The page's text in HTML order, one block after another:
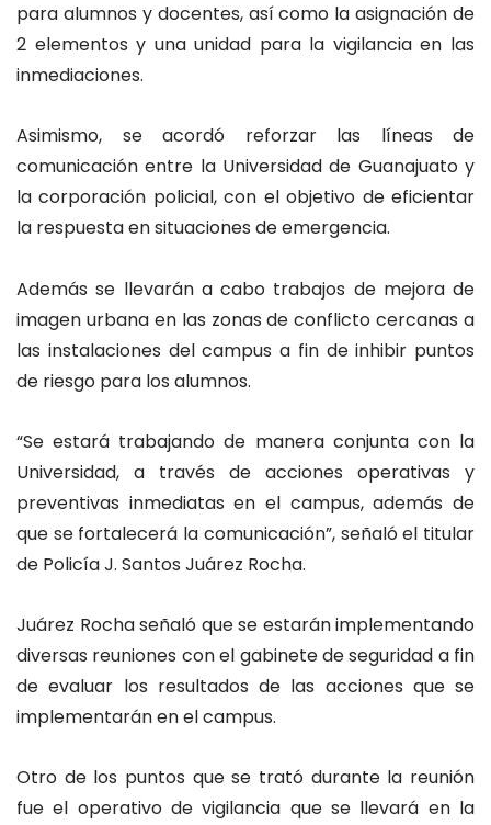
para alumnos y docentes, así como la asignación de
2 elementos y una unidad para la vigilancia en las
inmediaciones.
Asimismo, se acordó reforzar las líneas de
comunicación entre la Universidad de Guanajuato y
la corporación policial, con el objetivo de eficientar
la respuesta en situaciones de emergencia.
Además se llevarán a cabo trabajos de mejora de
imagen urbana en las zonas de conflicto cercanas a
las instalaciones del campus a fin de inhibir puntos
de riesgo para los alumnos.
“Se estará trabajando de manera conjunta con la
Universidad, a través de acciones operativas y
preventivas inmediatas en el campus, además de
que se fortalecerá la comunicación”, señaló el titular
de Policía J. Santos Juárez Rocha.
Juárez Rocha señaló que se estarán implementando
diversas reuniones con el gabinete de seguridad a fin
de evaluar los resultados de las acciones que se
implementarán en el campus.
Otro de los puntos que se trató durante la reunión
fue el operativo de vigilancia que se llevará en la